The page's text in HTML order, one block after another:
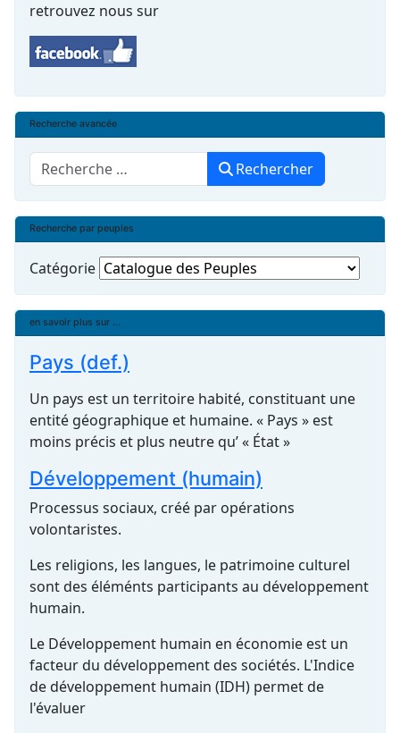
retrouvez nous sur
Recherche avancée
Rechercher Rechercher
Recherche par peuples
Catégorie
en savoir plus sur ...
Pays (def.)
Un pays est un territoire habité, constituant une
entité géographique et humaine. « Pays » est
moins précis et plus neutre qu’ « État »
Développement (humain)
Processus sociaux, créé par opérations
volontaristes.
Les religions, les langues, le patrimoine culturel
sont des éléménts participants au développement
humain.
Le Développement humain en économie est un
facteur du développement des sociétés. L'Indice
de développement humain (IDH) permet de
l'évaluer